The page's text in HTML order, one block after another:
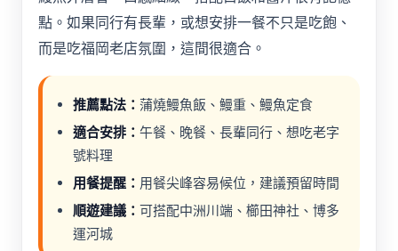
點。如果同行有長輩，或想安排一餐不只是吃飽、
而是吃福岡老店氛圍，這間很適合。
推薦點法： 蒲燒鰻魚飯、鰻重、鰻魚定食
適合安排： 午餐、晚餐、長輩同行、想吃老字
號料理
用餐提醒： 用餐尖峰容易候位，建議預留時間
順遊建議： 可搭配中洲川端、櫛田神社、博多
運河城